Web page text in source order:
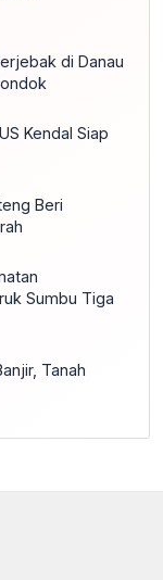
di Danau
Kendal Siap
Beri
Sumbu Tiga
Tanah